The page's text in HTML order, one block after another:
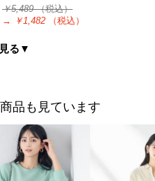
￥5,489（税込）
→
￥1,482 （税込）
る▼
品も見ています